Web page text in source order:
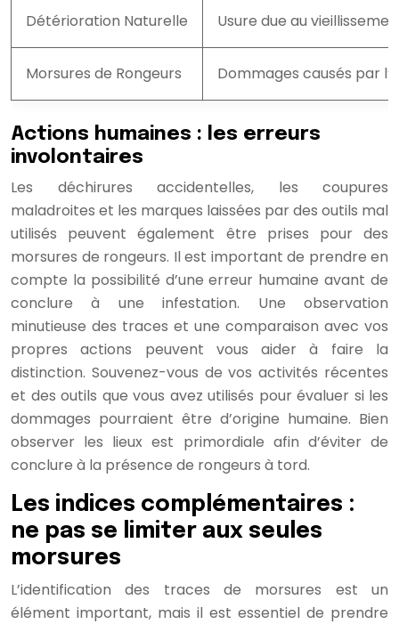
Détérioration Naturelle Usure due au
Morsures de Rongeurs Dommages causés par
Actions humaines : les erreurs
involontaires
Les déchirures accidentelles, les coupures
maladroites et les marques laissées par des outils mal
utilisés peuvent également être prises pour des
morsures de rongeurs. Il est important de prendre en
compte la possibilité d’une erreur humaine avant de
conclure à une infestation. Une observation
minutieuse des traces et une comparaison avec vos
propres actions peuvent vous aider à faire la
distinction. Souvenez-vous de vos activités récentes
et des outils que vous avez utilisés pour évaluer si les
dommages pourraient être d’origine humaine. Bien
observer les lieux est primordiale afin d’éviter de
conclure à la présence de rongeurs à tord.
Les indices complémentaires :
ne pas se limiter aux seules
morsures
L’identification des traces de morsures est un
élément important, mais il est essentiel de prendre